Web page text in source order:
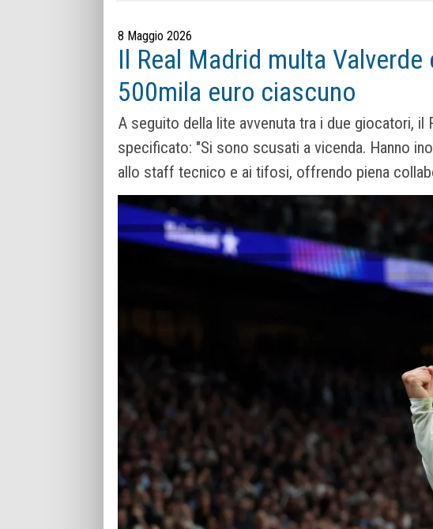
8 Maggio 2026
Il Real Madrid multa Valverde
500mila euro ciascuno
A seguito della lite avvenuta tra i due giocatori, il
specificato: "Si sono scusati a vicenda. Hanno
allo staff tecnico e ai tifosi, offrendo piena